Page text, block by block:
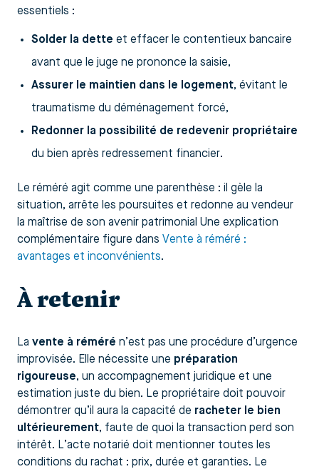
essentiels :
Solder la dette et effacer le contentieux bancaire
avant que le juge ne prononce la saisie,
Assurer le maintien dans le logement, évitant le
traumatisme du déménagement forcé,
Redonner la possibilité de redevenir propriétaire
du bien après redressement financier.
Le réméré agit comme une parenthèse : il gèle la
situation, arrête les poursuites et redonne au vendeur
la maîtrise de son avenir patrimonial Une explication
complémentaire figure dans Vente à réméré :
avantages et inconvénients.
À retenir
La vente à réméré n’est pas une procédure d’urgence
improvisée. Elle nécessite une préparation
rigoureuse, un accompagnement juridique et une
estimation juste du bien. Le propriétaire doit pouvoir
démontrer qu’il aura la capacité de racheter le bien
ultérieurement, faute de quoi la transaction perd son
intérêt. L’acte notarié doit mentionner toutes les
conditions du rachat : prix, durée et garanties. Le